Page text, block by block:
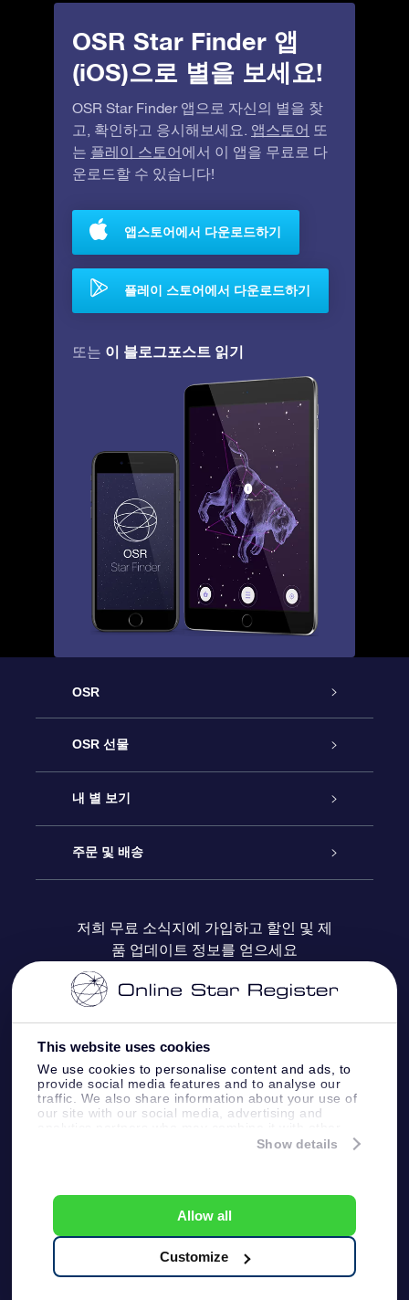
This website uses cookies
We use cookies to personalise content and ads, to
provide social media features and to analyse our
traffic. We also share information about your use of
our site with our social media, advertising and
information that you’ve provided to them or that
Show details
Allow all
Customize
OSR Star Finder 앱
(iOS)으로 별을 보세요!
OSR Star Finder 앱으로 자신의 별을 찾
고, 확인하고 응시해보세요. 앱스토어 또
는 플레이 스토어 에서 이 앱을 무료로 다
운로드할 수 있습니다!
앱스토어에서 다운로드하기
플레이 스토어에서 다운로드하기
또는 이 블로그포스트 읽기
OSR
고객 서비스
연락처
블로그
OSR 선물
온라인 별 선물
OSR 선물 팩
OSR 상품권
기업 선물
내 별 보기
Star Register
맞춤 별 페이지
One Million Stars
Fly me to the stars VR 앱
주문 및 배송
결제 정보
배송 정보
환불 정책
별자리
저희 무료 소식지에 가입하고 할인 및 제
품 업데이트 정보를 얻으세요
고객 서비스:help@osr.org
일반 사용 약관
개인정보보호 정책
및 면책 조항